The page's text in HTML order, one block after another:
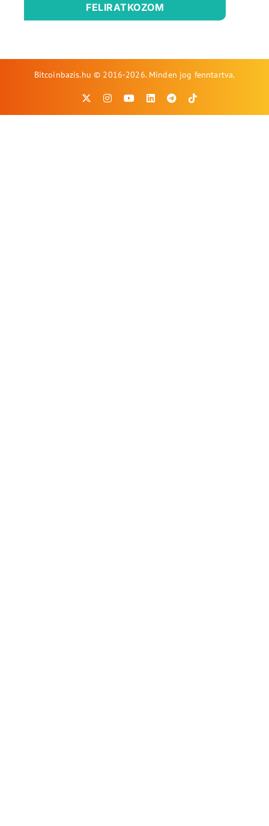
FELIRATKOZOM
Bitcoinbazis.hu © 2016-2026. Minden jog fenntartva.